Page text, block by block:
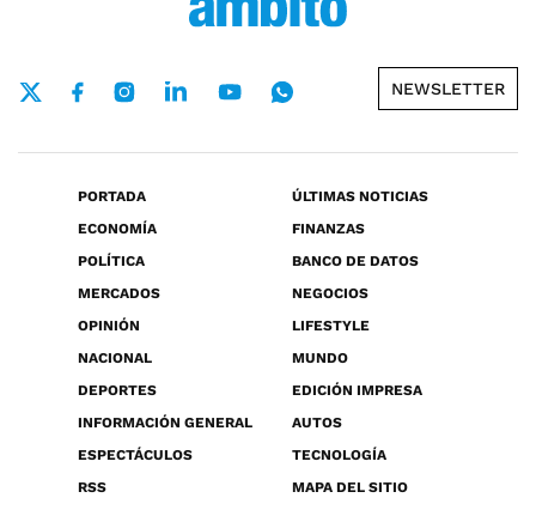
NEWSLETTER
PORTADA
ÚLTIMAS NOTICIAS
ECONOMÍA
FINANZAS
POLÍTICA
BANCO DE DATOS
MERCADOS
NEGOCIOS
OPINIÓN
LIFESTYLE
NACIONAL
MUNDO
DEPORTES
EDICIÓN IMPRESA
INFORMACIÓN GENERAL
AUTOS
ESPECTÁCULOS
TECNOLOGÍA
RSS
MAPA DEL SITIO